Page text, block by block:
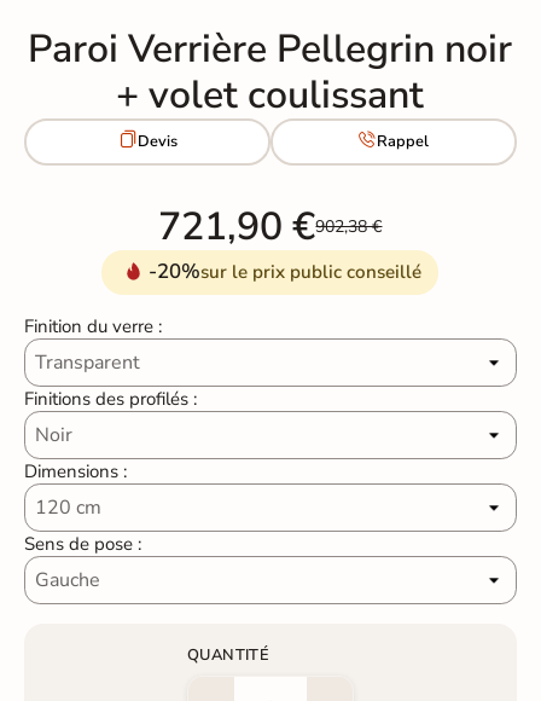
Paroi Verrière Pellegrin noir
+ volet coulissant
Devis Rappel
721,90 €902,38 €
-20%sur le prix public conseillé
Finition du verre :
Finitions des profilés :
Dimensions :
Sens de pose :
QUANTITÉ